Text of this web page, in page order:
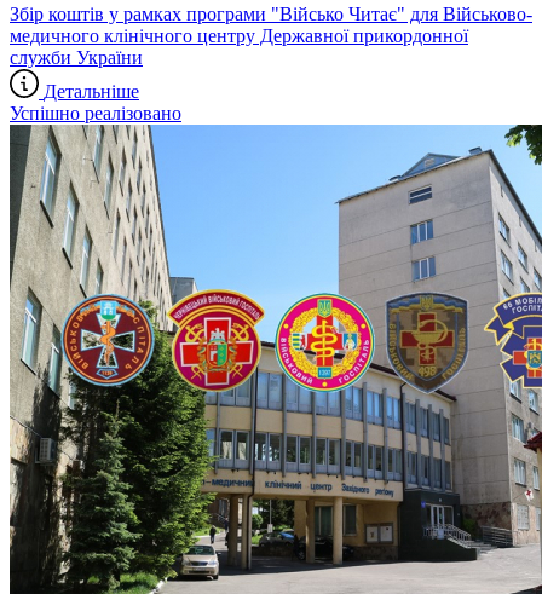
Збір коштів у рамках програми "Військо Читає" для Військово-
медичного клінічного центру Державної прикордонної
служби України
Детальніше
Успішно реалізовано